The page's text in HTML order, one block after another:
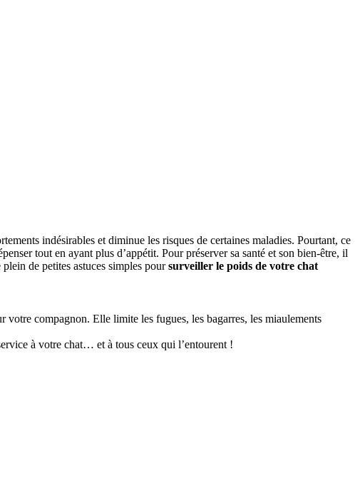
indésirables et diminue les risques de certaines maladies. Pourtant, ce
tout en ayant plus d’appétit. Pour préserver sa santé et son bien-être, il
de petites astuces simples poursurveiller le poids de votre chat
votre compagnon. Elle limite les fugues, les bagarres, les miaulements
à votre chat… et à tous ceux qui l’entourent !